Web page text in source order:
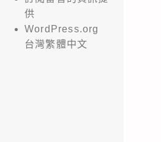
供
WordPress.org
台灣繁體中文